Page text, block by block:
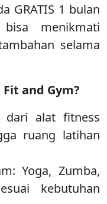
GRATIS 1 bulan
menikmati
selama
and Gym?
dari alat fitness
ruang latihan
Yoga, Zumba,
kebutuhan